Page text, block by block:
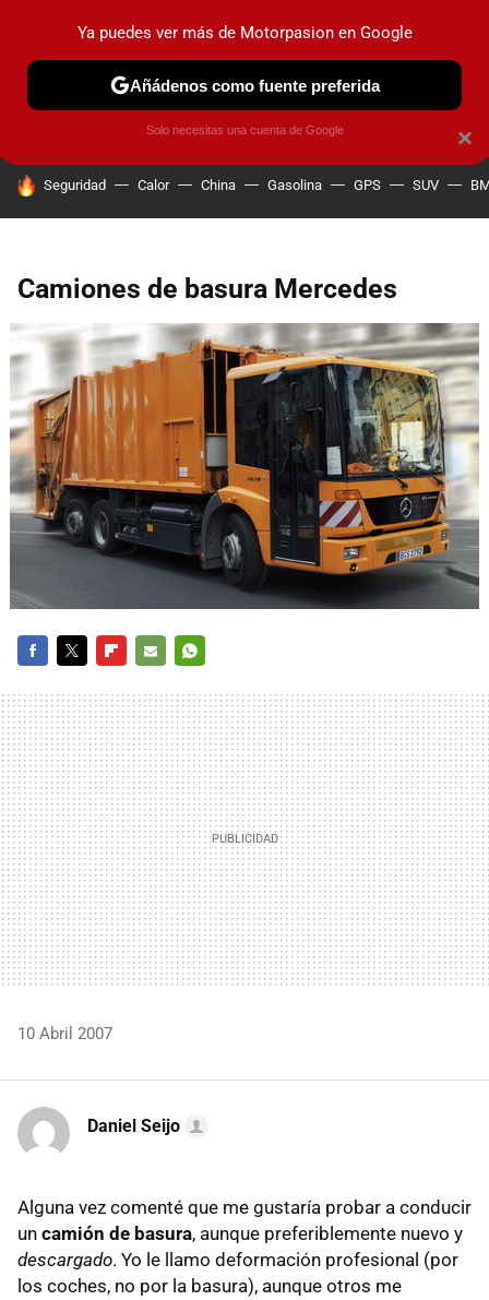
PRUEBAS COCHES ELÉCTRICOS OBSERVATORIO
HOY SE HABLA DE
Seguridad Calor China Gasolina GPS SUV
Camiones de basura Mercedes
MAIL
10 Abril 2007
Daniel Seijo
Alguna vez comenté que me gustaría probar a conducir
un camión de basura, aunque preferiblemente nuevo y
descargado. Yo le llamo deformación profesional (por
los coches, no por la basura), aunque otros me
×
Ya puedes ver más de Motorpasion en Google
Añádenos como fuente preferida
Solo necesitas una cuenta de Google